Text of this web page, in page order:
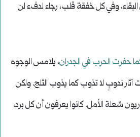
وفي كل خفقة قلب، رجاء لدفء لن
حفرت الحرب في الجدران، يلامس الوجوه
آثار ندوبٍ لا تذوب كما يذوب الثلج. ولكن
شعلة الأمل. كانوا يعرفون أن كل برد،